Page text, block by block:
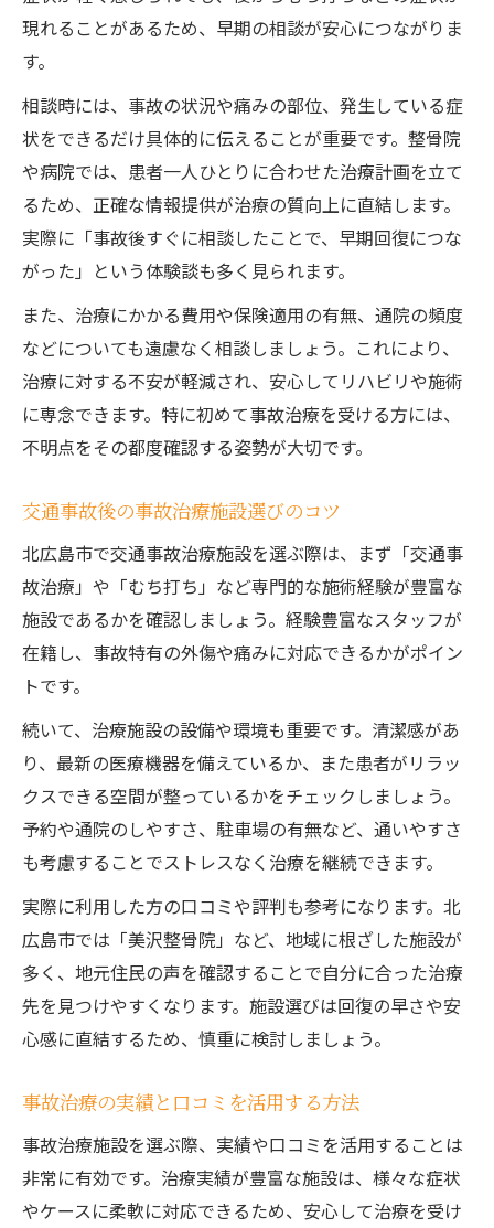
現れることがあるため、早期の相談が安心につながりま
す。
相談時には、事故の状況や痛みの部位、発生している症
状をできるだけ具体的に伝えることが重要です。整骨院
や病院では、患者一人ひとりに合わせた治療計画を立て
るため、正確な情報提供が治療の質向上に直結します。
実際に「事故後すぐに相談したことで、早期回復につな
がった」という体験談も多く見られます。
また、治療にかかる費用や保険適用の有無、通院の頻度
などについても遠慮なく相談しましょう。これにより、
治療に対する不安が軽減され、安心してリハビリや施術
に専念できます。特に初めて事故治療を受ける方には、
不明点をその都度確認する姿勢が大切です。
交通事故後の事故治療施設選びのコツ
北広島市で交通事故治療施設を選ぶ際は、まず「交通事
故治療」や「むち打ち」など専門的な施術経験が豊富な
施設であるかを確認しましょう。経験豊富なスタッフが
在籍し、事故特有の外傷や痛みに対応できるかがポイン
トです。
続いて、治療施設の設備や環境も重要です。清潔感があ
り、最新の医療機器を備えているか、また患者がリラッ
クスできる空間が整っているかをチェックしましょう。
予約や通院のしやすさ、駐車場の有無など、通いやすさ
も考慮することでストレスなく治療を継続できます。
実際に利用した方の口コミや評判も参考になります。北
広島市では「美沢整骨院」など、地域に根ざした施設が
多く、地元住民の声を確認することで自分に合った治療
先を見つけやすくなります。施設選びは回復の早さや安
心感に直結するため、慎重に検討しましょう。
事故治療の実績と口コミを活用する方法
事故治療施設を選ぶ際、実績や口コミを活用することは
非常に有効です。治療実績が豊富な施設は、様々な症状
やケースに柔軟に対応できるため、安心して治療を受け